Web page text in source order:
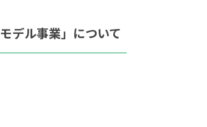
デル事業」について